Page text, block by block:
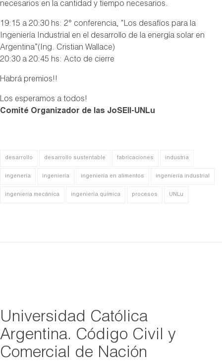
necesarios en la cantidad y tiempo necesarios.
19:15 a 20:30 hs: 2° conferencia, “Los desafíos para la
Ingeniería Industrial en el desarrollo de la energía solar en
Argentina”(Ing. Cristian Wallace)
20:30 a 20:45 hs: Acto de cierre
Habrá premios!!
Los esperamos a todos!
Comité Organizador de las JoSEII-UNLu
desarrollo desarrollo sustentable fabricaciones industria
ingenería ingeniería ingeniería en alimentos ingeniería industrial
ingeniería mecánica ingeniería química procesos UNLu
Universidad Católica
Argentina. Código Civil y
Comercial de Nación